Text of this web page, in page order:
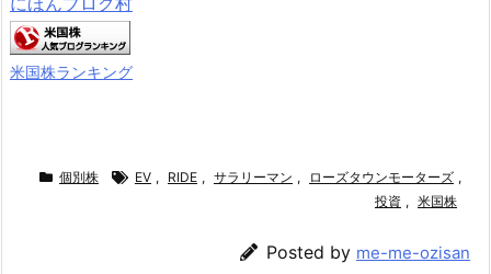
米国株ランキング
個別株 EV , RIDE , サラリーマン , ローズタウンモーターズ ,
投資 , 米国株
Posted by me-me-ozisan